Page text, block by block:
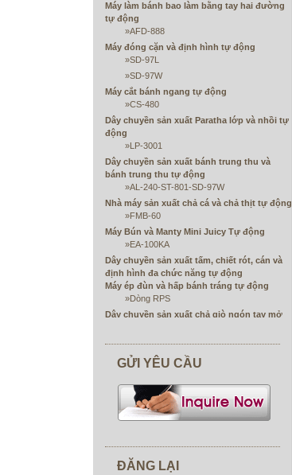
Máy làm bánh bao làm bằng tay hai đường
tự động
»AFD-888
Máy đóng cặn và định hình tự động
»SD-97L
»SD-97W
Máy cắt bánh ngang tự động
»CS-480
Dây chuyền sản xuất Paratha lớp và nhồi tự
động
»LP-3001
Dây chuyền sản xuất bánh trung thu và
bánh trung thu tự động
»AL-240-ST-801-SD-97W
Nhà máy sản xuất chả cá và chả thịt tự động
»FMB-60
Máy Bún và Manty Mini Juicy Tự động
»EA-100KA
Dây chuyền sản xuất tấm, chiết rót, cán và
định hình đa chức năng tự động
Máy ép đùn và hấp bánh tráng tự động
»Dòng RPS
Dây chuyền sản xuất chả giò ngón tay mở
Máy cuộn chả giò tự động và máy làm bánh
ngọt Samosa
Máy gói sô cô la
Dây chuyền sản xuất cuộn Eag
»ER-24
»AF-529
GỬI YÊU CẦU
ĐĂNG LẠI